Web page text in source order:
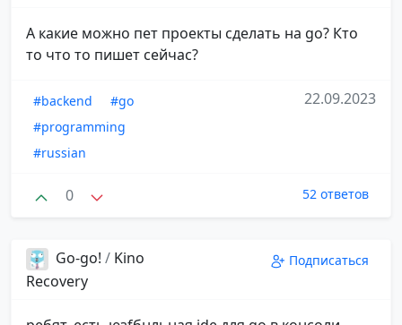
А какие можно пет проекты сделать на go? Кто
то что то пишет сейчас?
#backend
#go
#programming
#russian
22.09.2023
0 52 ответов
Go-go! / Kino
Recovery
Подписаться